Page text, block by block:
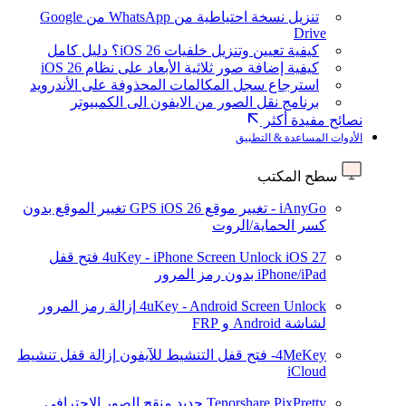
تنزيل نسخة احتياطية من WhatsApp من Google
Drive
كيفية تعيين وتنزيل خلفيات iOS 26؟ دليل كامل
كيفية إضافة صور ثلاثية الأبعاد على نظام iOS 26
استرجاع سجل المكالمات المحذوفة على الأندرويد
برنامج نقل الصور من الايفون الى الكمبيوتر
نصائح مفيدة أكثر
الأدوات المساعدة & التطبيق
سطح المكتب
iAnyGo - تغيير موقع GPS iOS 26
تغيير الموقع بدون
كسر الحماية/الروت
4uKey - iPhone Screen Unlock iOS 27
فتح قفل
iPhone/iPad بدون رمز المرور
4uKey - Android Screen Unlock إزالة رمز المرور
لشاشة Android و FRP
4MeKey- فتح قفل التنشيط للآيفون
إزالة قفل تنشيط
iCloud
Tenorshare PixPretty جديد منقح الصور الاحترافي